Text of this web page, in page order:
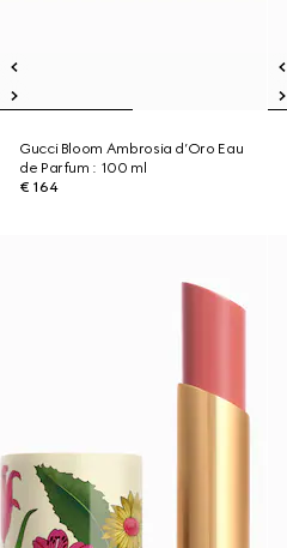
Gucci Bloom Ambrosia d’Oro Eau
de Parfum : 100 ml
€ 164